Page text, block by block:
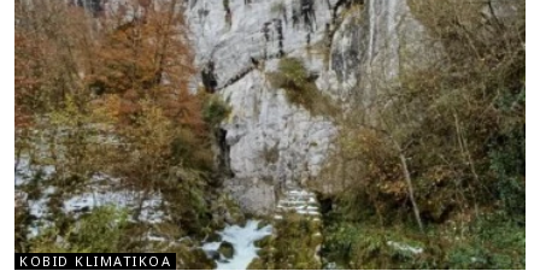
KOBID KLIMATIKOA